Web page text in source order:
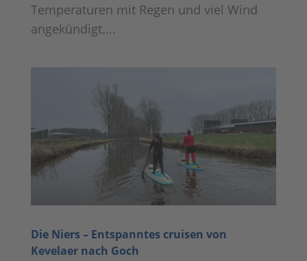
Temperaturen mit Regen und viel Wind
angekündigt....
Die Niers – Entspanntes cruisen von
Kevelaer nach Goch